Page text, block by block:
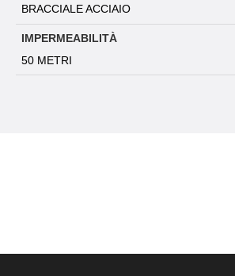
BRACCIALE ACCIAIO
IMPERMEABILITÀ
50 METRI